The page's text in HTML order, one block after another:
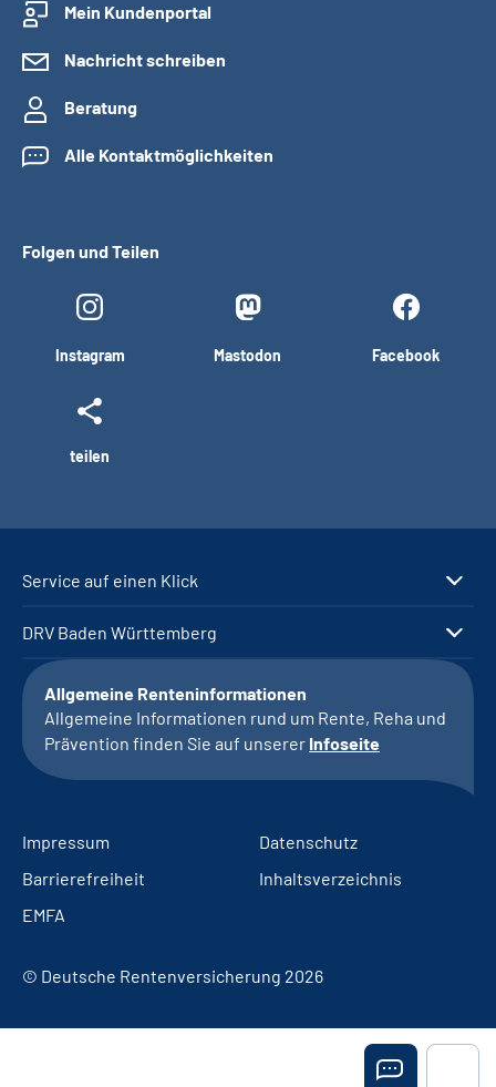
Mein Kundenportal
Nachricht schreiben
Beratung
Alle Kontaktmöglichkeiten
Folgen und Teilen
Instagram Mastodon Facebook
teilen
Service auf einen Klick
DRV Baden Württemberg
Allgemeine Renteninformationen
Allgemeine Informationen rund um Rente, Reha und
Prävention finden Sie auf unserer Infoseite
Impressum
Datenschutz
Barrierefreiheit
Inhaltsverzeichnis
EMFA
© Deutsche Rentenversicherung 2026